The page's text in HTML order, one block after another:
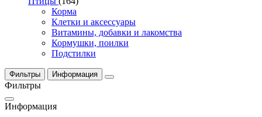
Корма
Клетки и аксессуары
Витамины, добавки и лакомства
Кормушки, поилки
Подстилки
Фильтры Информация
Фильтры
Информация